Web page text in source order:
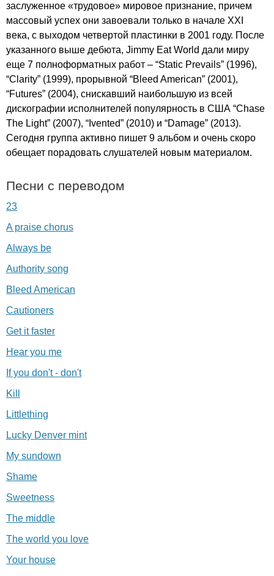
заслуженное «трудовое» мировое признание, причем
массовый успех они завоевали только в начале ХХ
века, с выходом четвертой пластинки в 2001 году. После
указанного выше дебюта, Jimmy Eat World дали миру
еще 7 полноформатных работ – “Static Prevails” (1996),
“Clarity” (1999), прорывной “Bleed American” (2001),
“Futures” (2004), снискавший наибольшую из всей
дискографии исполнителей популярность в США “Chase
The Light” (2007), “ Ivented” (2010) и “Damage” (2013).
Сегодня группа активно пишет 9 альбом и очень скоро
обещает порадовать слушателей новым материалом.
Песни с переводом
23
A praise chorus
Always be
Authority song
Bleed American
Cautioners
Get it faster
Hear you me
If you don't - don't
Kill
Littlething
Lucky Denver mint
My sundown
Shame
Sweetness
The middle
The world you love
Your house